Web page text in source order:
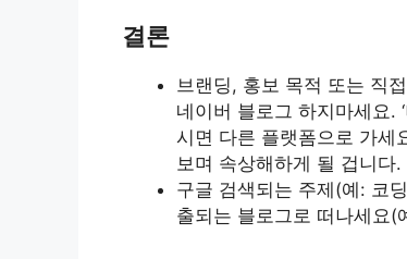
결론
브랜딩, 홍보 목적 또는 직
네이버 블로그 하지마세요.
시면 다른 플랫폼으로 가세
보며 속상해하게 될 겁니다.
구글 검색되는 주제(예: 코
출되는 블로그로 떠나세요(